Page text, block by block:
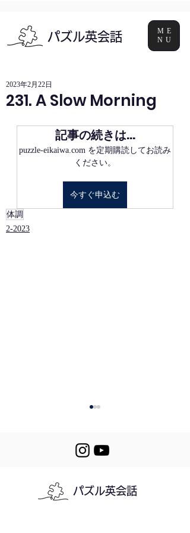
パズル英会話
ME
NU
231. A Slow Morning
2023年2月22日
記事の続きは…
puzzle-eikaiwa.com を定期購読してお読み
ください。
今すぐ申込む
体調
2-2023
Review 230-232
パズル英会話